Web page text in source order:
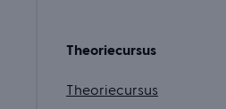
Theoriecursus
Theoriecursus